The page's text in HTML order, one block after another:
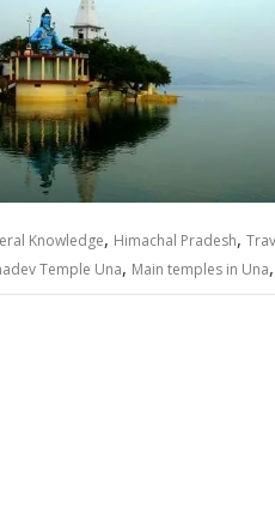
Knowledge, Himachal Pradesh,
Temple Una, Main temples in Una,